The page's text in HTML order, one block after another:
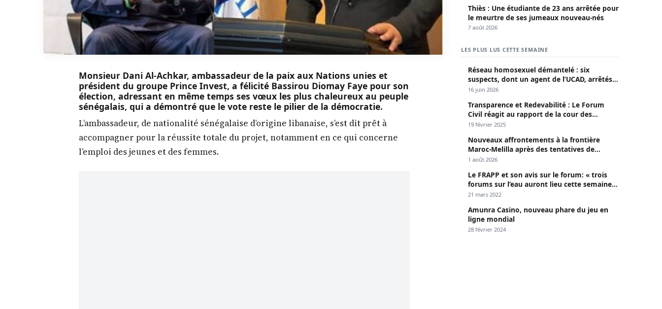
Monsieur Dani Al-Achkar, ambassadeur de la paix aux Nations unies et
président du groupe Prince Invest, a félicité Bassirou Diomay Faye pour son
élection, adressant en même temps ses vœux les plus chaleureux au peuple
sénégalais, qui a démontré que le vote reste le pilier de la démocratie.
L’ambassadeur, de nationalité sénégalaise d’origine libanaise, s’est dit prêt à
accompagner pour la réussite totale du projet, notamment en ce qui concerne
l’emploi des jeunes et des femmes.
Thiès : Une étudiante de 23 ans arrêtée pour
le meurtre de ses jumeaux nouveau-nés
7 août 2026
LES PLUS LUS CETTE SEMAINE
Réseau homosexuel démantelé : six
suspects, dont un agent de l’UCAD, arrêtés à
Keur Massar ; l’un avoue avoir propagé le
16 juin 2026
Transparence et Redevabilité : Le Forum
Civil réagit au rapport de la cour des
comptes
19 février 2025
Nouveaux affrontements à la frontière
Maroc-Melilla après des tentatives de
passage
1 août 2026
Le FRAPP et son avis sur le forum: « trois
forums sur l’eau auront lieu cette semaine à
Dakar »
21 mars 2022
Amunra Casino, nouveau phare du jeu en
ligne mondial
28 février 2024